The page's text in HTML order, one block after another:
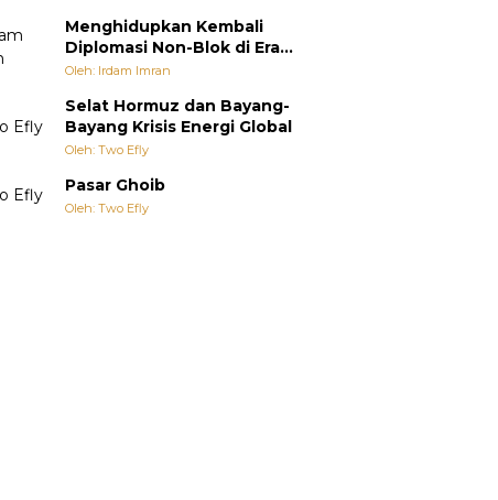
Menghidupkan Kembali
Diplomasi Non-Blok di Era
Multipolar
Oleh: Irdam Imran
Selat Hormuz dan Bayang-
Bayang Krisis Energi Global
Oleh: Two Efly
Pasar Ghoib
Oleh: Two Efly